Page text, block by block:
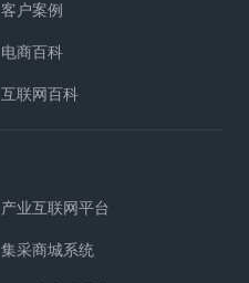
客户案例
电商百科
互联网百科
产业互联网平台
集采商城系统